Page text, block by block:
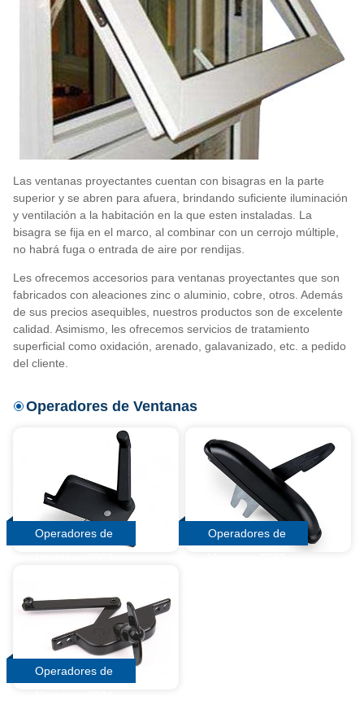
Las ventanas proyectantes cuentan con bisagras en la parte
superior y se abren para afuera, brindando suficiente iluminación
y ventilación a la habitación en la que esten instaladas. La
bisagra se fija en el marco, al combinar con un cerrojo múltiple,
no habrá fuga o entrada de aire por rendijas.
Les ofrecemos accesorios para ventanas proyectantes que son
fabricados con aleaciones zinc o aluminio, cobre, otros. Además
de sus precios asequibles, nuestros productos son de excelente
calidad. Asimismo, les ofrecemos servicios de tratamiento
superficial como oxidación, arenado, galavanizado, etc. a pedido
del cliente.
Operadores de Ventanas
Operadores de
Operadores de
Operadores de